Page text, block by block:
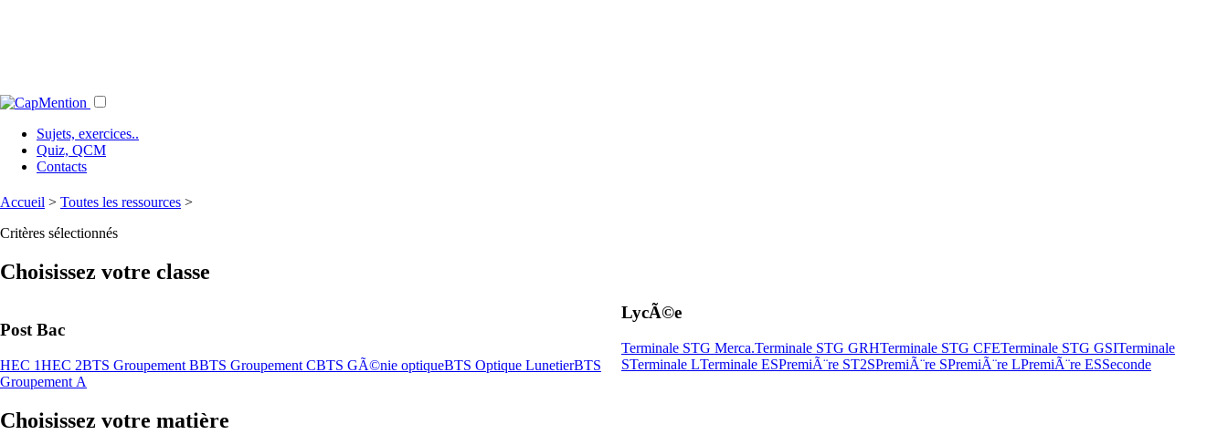
Sujets, exercices..
Quiz, QCM
Contacts
Accueil > Toutes les ressources >
Critères sélectionnés
Choisissez votre classe
Post Bac
HEC 1HEC 2BTS Groupement BBTS Groupement CBTS GÃ©nie optiqueBTS Optique LunetierBTS
Groupement A
LycÃ©e
Terminale STG Merca.Terminale STG GRHTerminale STG CFETerminale STG GSITerminale
STerminale LTerminale ESPremiÃ¨re ST2SPremiÃ¨re SPremiÃ¨re LPremiÃ¨re ESSeconde
Choisissez votre matière